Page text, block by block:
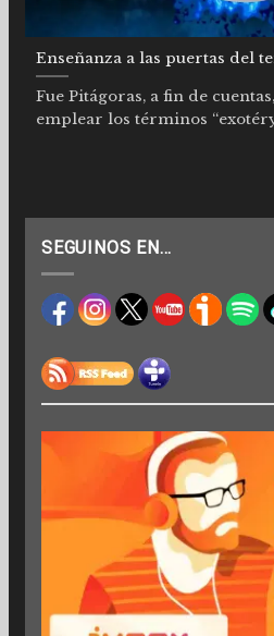
Enseñanza a las puertas del
Fue Pitágoras, a fin de
emplear los términos
SEGUINOS EN…